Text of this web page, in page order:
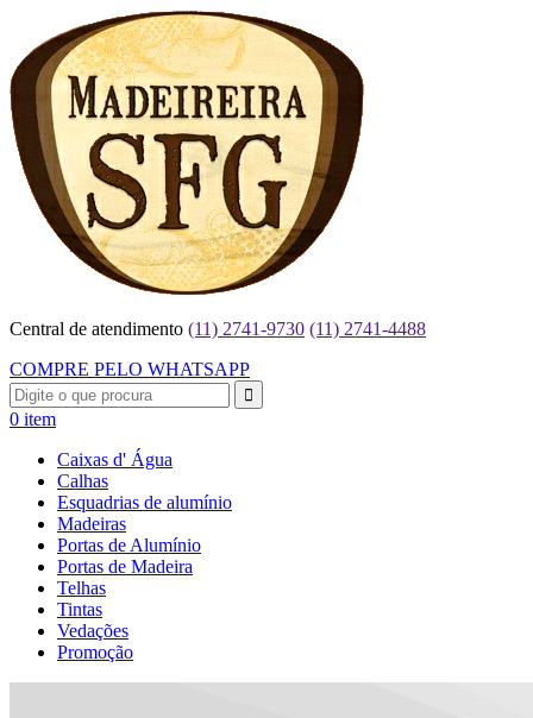
Central de atendimento (11) 2741-9730 (11) 2741-4488
COMPRE PELO WHATSAPP
0 item
Caixas d' Água
Calhas
Esquadrias de alumínio
Madeiras
Portas de Alumínio
Portas de Madeira
Telhas
Tintas
Vedações
Promoção